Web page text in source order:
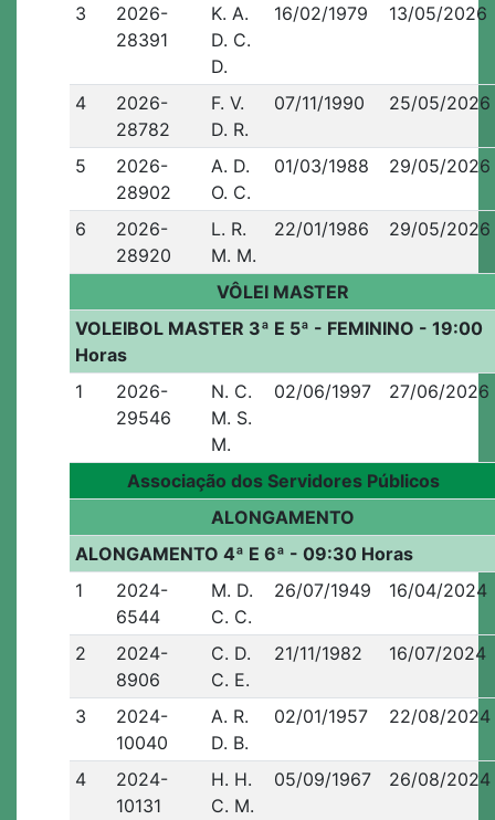
3
2026-
28391
K. A.
D. C.
D.
16/02/1979 13/05/2026
4
2026-
28782
F. V.
D. R.
07/11/1990 25/05/2026
5
2026-
28902
A. D.
O. C.
01/03/1988 29/05/2026
6
2026-
28920
L. R.
M. M.
22/01/1986 29/05/2026
VÔLEI MASTER
VOLEIBOL MASTER 3ª E 5ª - FEMININO - 19:00
Horas
1
2026-
29546
N. C.
M. S.
M.
02/06/1997 27/06/2026
Associação dos Servidores Públicos
ALONGAMENTO
ALONGAMENTO 4ª E 6ª - 09:30 Horas
1
2024-
6544
M. D.
C. C.
26/07/1949 16/04/2024
2
2024-
8906
C. D.
C. E.
21/11/1982 16/07/2024
3
2024-
10040
A. R.
D. B.
02/01/1957 22/08/2024
4
2024-
10131
H. H.
C. M.
05/09/1967 26/08/2024